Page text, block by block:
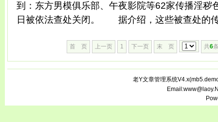
到：东方男模俱乐部、午夜影院等62家传播淫秽
日被依法查处关闭。 据介绍，这些被查处的
首 页 上一页 1 下一页 末 页 共6
老Y文章管理系统V4.x(